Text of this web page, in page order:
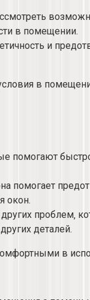
в помещении.​
и
в
помогают
помогает
окон.
проблем‚
деталей.​
в